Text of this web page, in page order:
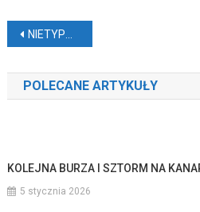
Nawigacja
wpisu
NIETYPOWY INCYDENT NA LOTNISKU (VIDEO)
POLECANE ARTYKUŁY
KOLEJNA BURZA I SZTORM NA
5 stycznia 2026